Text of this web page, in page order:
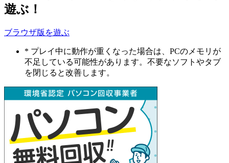
遊ぶ！
ブラウザ版を遊ぶ
* プレイ中に動作が重くなった場合は、PCのメモリが
不足している可能性があります。不要なソフトやタブ
を閉じると改善します。